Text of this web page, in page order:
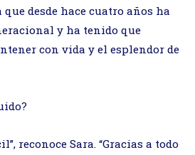
que desde hace cuatro años ha
y ha tenido que
con vida y el esplendor de
reconoce Sara. “Gracias a todo